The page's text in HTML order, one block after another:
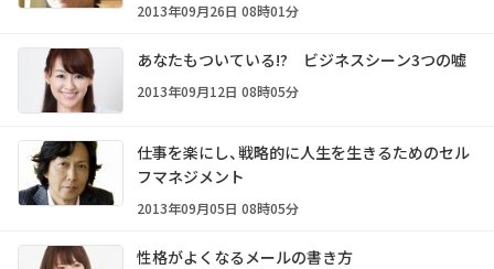
2013年09月26日 08時01分
あなたもついている!? ビジネスシーン3つの嘘
2013年09月12日 08時05分
仕事を楽にし、戦略的に人生を生きるためのセル
フマネジメント
2013年09月05日 08時05分
性格がよくなるメールの書き方